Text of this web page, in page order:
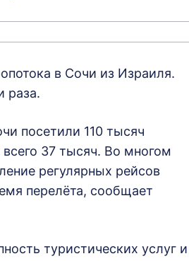
в Сочи из Израиля.
раза.
посетили 110 тысяч
37 тысяч. Во многом
регулярных рейсов
перелёта, сообщает
туристических услуг и